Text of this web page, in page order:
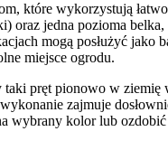
które wykorzystują
oraz jedna pozioma
mogą posłużyć jako
miejsce ogrodu.
pręt pionowo w
zajmuje
wybrany kolor lub